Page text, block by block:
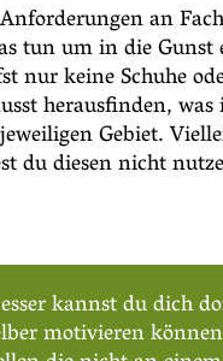
an
tun um in die
nur keine Schuhe
herausfinden,
Gebiet.
du diesen nicht
kannst du dich
motivieren